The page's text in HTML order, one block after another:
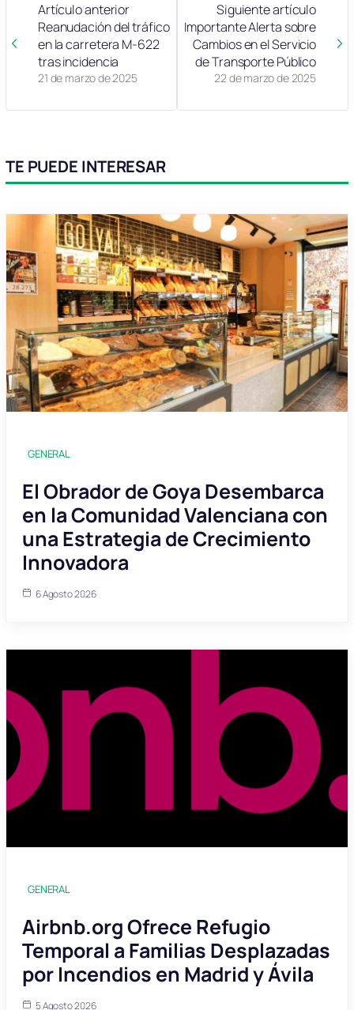
Artículo anterior
21 de marzo de 2025
Reanudación del tráfico
en la carretera M-622
tras incidencia
Siguiente artículo
22 de marzo de 2025
Importante Alerta sobre
Cambios en el Servicio
de Transporte Público
TE PUEDE INTERESAR
GENERAL
El Obrador de Goya Desembarca
en la Comunidad Valenciana con
una Estrategia de Crecimiento
Innovadora
6 Agosto 2026
GENERAL
Airbnb.org Ofrece Refugio
Temporal a Familias Desplazadas
por Incendios en Madrid y Ávila
5 Agosto 2026